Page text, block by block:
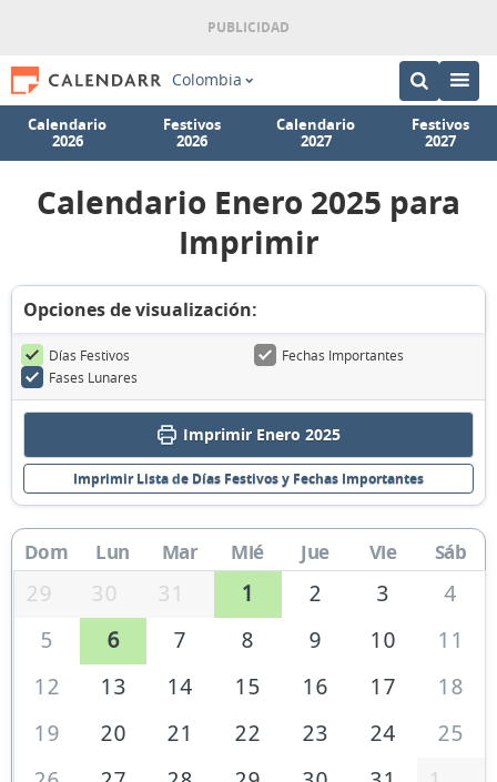
Colombia
Calendario
2026
Festivos
2026
Calendario
2027
Festivos
2027
Calendario Enero 2025 para
Imprimir
Opciones de visualización:
Días Festivos
Fechas Importantes
Fases Lunares
Imprimir Enero 2025
Imprimir Lista de Días Festivos y Fechas Importantes
Dom Lun Mar Mié Jue Vie Sáb
29 30 31 1 2 3
4
5
6 7 8 9 10
11
12
13 14 15 16 17
18
19
20 21 22 23 24
25